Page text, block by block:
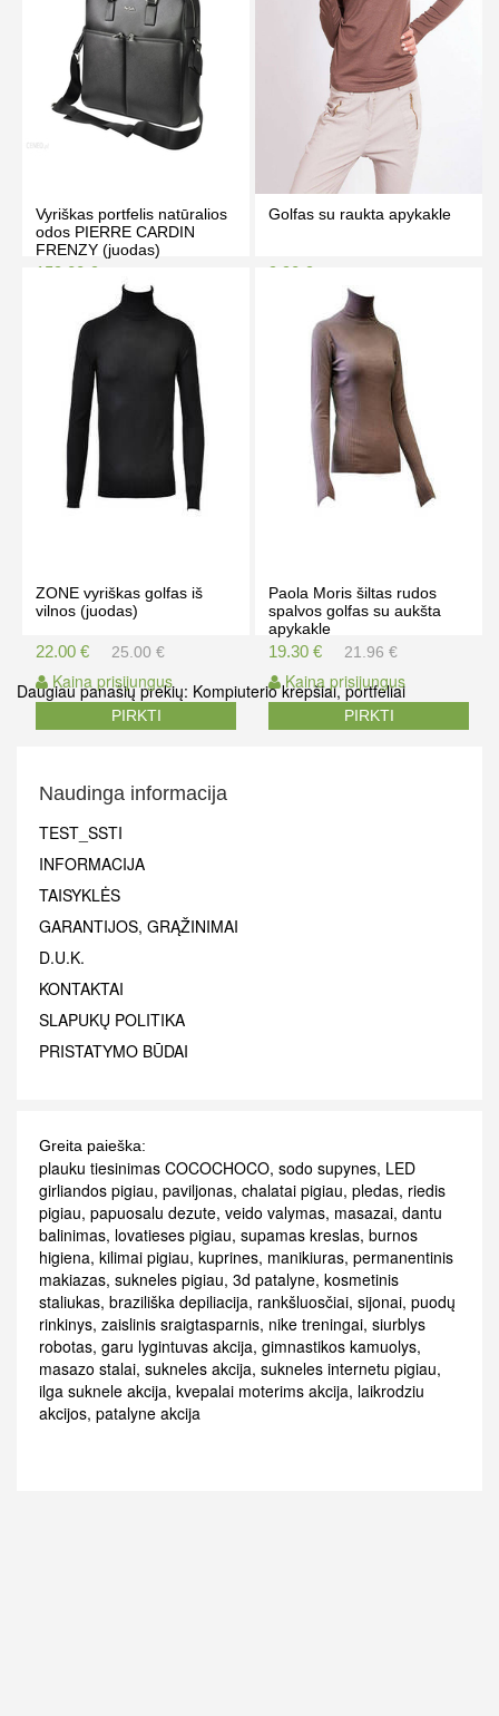
Vyriškas portfelis natūralios
odos PIERRE CARDIN
FRENZY (juodas)
159.00 €
Kaina prisijungus
Golfas su raukta apykakle
9.90 €
Kaina prisijungus
PIRKTI
ZONE vyriškas golfas iš
vilnos (juodas)
22.00 €
Kaina prisijungus
25.00 €
PIRKTI
Paola Moris šiltas rudos
spalvos golfas su aukšta
apykakle
19.30 €
Kaina prisijungus
21.96 €
PIRKTI
Daugiau panašių prekių: Kompiuterio krepšiai, portfeliai
Naudinga informacija
TEST_SSTI
INFORMACIJA
TAISYKLĖS
GARANTIJOS, GRĄŽINIMAI
D.U.K.
KONTAKTAI
SLAPUKŲ POLITIKA
PRISTATYMO BŪDAI
Greita paieška:
plauku tiesinimas COCOCHOCO, sodo supynes, LED
girliandos pigiau, paviljonas, chalatai pigiau, pledas, riedis
pigiau, papuosalu dezute, veido valymas, masazai, dantu
balinimas, lovatieses pigiau, supamas kreslas, burnos
higiena, kilimai pigiau, kuprines, manikiuras, permanentinis
makiazas, sukneles pigiau, 3d patalyne, kosmetinis
staliukas, braziliška depiliacija, rankšluosčiai, sijonai, puodų
rinkinys, zaislinis sraigtasparnis, nike treningai, siurblys
robotas, garu lygintuvas akcija, gimnastikos kamuolys,
masazo stalai, sukneles akcija, sukneles internetu pigiau,
ilga suknele akcija, kvepalai moterims akcija, laikrodziu
akcijos, patalyne akcija